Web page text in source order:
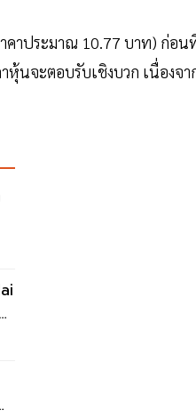
คาประมาณ 10.77 บาท) ก่อน
นจะตอบรับเชิงบวก เนื่องจา